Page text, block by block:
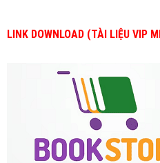
LINK DOWNLOAD (TÀI LIỆU VIP